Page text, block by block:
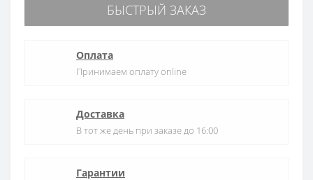
БЫСТРЫЙ ЗАКАЗ
Оплата
Принимаем оплату online
Доставка
В тот же день при заказе до 16:00
Гарантии